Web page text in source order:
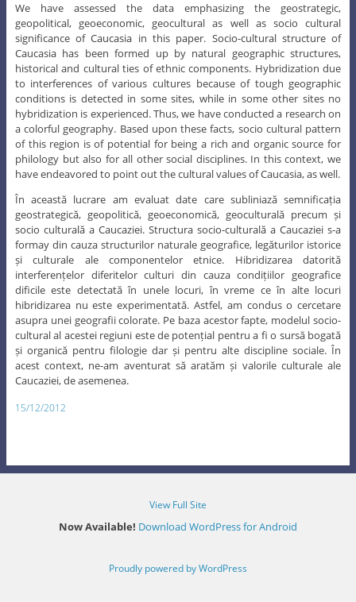
We have assessed the data emphasizing the geostrategic,
geopolitical, geoeconomic, geocultural as well as socio cultural
significance of Caucasia in this paper. Socio-cultural structure of
Caucasia has been formed up by natural geographic structures,
historical and cultural ties of ethnic components. Hybridization due
to interferences of various cultures because of tough geographic
conditions is detected in some sites, while in some other sites no
hybridization is experienced. Thus, we have conducted a research on
a colorful geography. Based upon these facts, socio cultural pattern
of this region is of potential for being a rich and organic source for
philology but also for all other social disciplines. In this context, we
have endeavored to point out the cultural values of Caucasia, as well.
În această lucrare am evaluat date care subliniază semnificația
geostrategică, geopolitică, geoeconomică, geoculturală precum și
socio culturală a Caucaziei. Structura socio-culturală a Caucaziei s-a
formay din cauza structurilor naturale geografice, legăturilor istorice
și culturale ale componentelor etnice. Hibridizarea datorită
interferențelor diferitelor culturi din cauza condițiilor geografice
dificile este detectată în unele locuri, în vreme ce în alte locuri
hibridizarea nu este experimentată. Astfel, am condus o cercetare
asupra unei geografii colorate. Pe baza acestor fapte, modelul socio-
cultural al acestei regiuni este de potențial pentru a fi o sursă bogată
și organică pentru filologie dar și pentru alte discipline sociale. În
acest context, ne-am aventurat să aratăm și valorile culturale ale
Caucaziei, de asemenea.
15/12/2012
View Full Site
Now Available! Download WordPress for Android
Proudly powered by WordPress